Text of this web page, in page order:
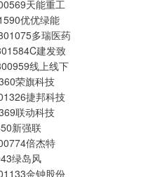
天能重工
优优绿能
多瑞医药
建发致
线上线下
荣旗科技
捷邦科技
联动科技
新强联
倍杰特
绿岛风
金钟股份